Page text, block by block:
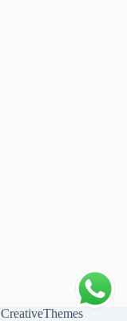
CreativeThemes